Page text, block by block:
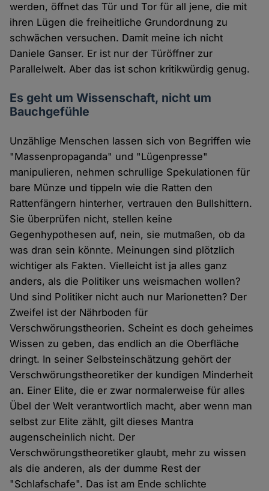
werden, öffnet das Tür und Tor für all jene, die mit
ihren Lügen die freiheitliche Grundordnung zu
schwächen versuchen. Damit meine ich nicht
Daniele Ganser. Er ist nur der Türöffner zur
Parallelwelt. Aber das ist schon kritikwürdig genug.
Es geht um Wissenschaft, nicht um
Bauchgefühle
Unzählige Menschen lassen sich von Begriffen wie
"Massenpropaganda" und "Lügenpresse"
manipulieren, nehmen schrullige Spekulationen für
bare Münze und tippeln wie die Ratten den
Rattenfängern hinterher, vertrauen den Bullshittern.
Sie überprüfen nicht, stellen keine
Gegenhypothesen auf, nein, sie mutmaßen, ob da
was dran sein könnte. Meinungen sind plötzlich
wichtiger als Fakten. Vielleicht ist ja alles ganz
anders, als die Politiker uns weismachen wollen?
Und sind Politiker nicht auch nur Marionetten? Der
Zweifel ist der Nährboden für
Verschwörungstheorien. Scheint es doch geheimes
Wissen zu geben, das endlich an die Oberfläche
dringt. In seiner Selbsteinschätzung gehört der
Verschwörungstheoretiker der kundigen Minderheit
an. Einer Elite, die er zwar normalerweise für alles
Übel der Welt verantwortlich macht, aber wenn man
selbst zur Elite zählt, gilt dieses Mantra
augenscheinlich nicht. Der
Verschwörungstheoretiker glaubt, mehr zu wissen
als die anderen, als der dumme Rest der
"Schlafschafe". Das ist am Ende schlichte